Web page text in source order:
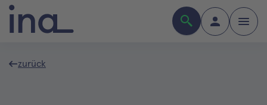
zurück